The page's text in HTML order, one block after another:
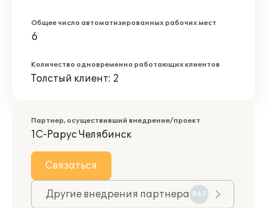
Общее число автоматизированных рабочих мест
6
Количество одновременно работающих клиентов
Толстый клиент: 2
Партнер, осуществивший внедрение/проект
1С-Рарус Челябинск
Связаться
Другие внедрения партнера 567